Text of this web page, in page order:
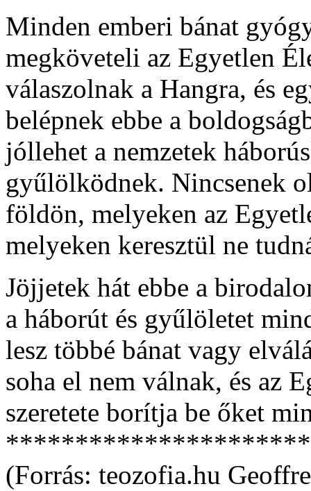
Minden emberi bánat
megköveteli az Egyetlen
válaszolnak a Hangra, és
belépnek ebbe a
jóllehet a nemzetek
gyűlölködnek. Nincsenek
földön, melyeken az
melyeken keresztül ne
Jöjjetek hát ebbe a
a háborút és gyűlöletet
lesz többé bánat vagy
soha el nem válnak, és az
szeretete borítja be őket
(Forrás: teozofia.hu